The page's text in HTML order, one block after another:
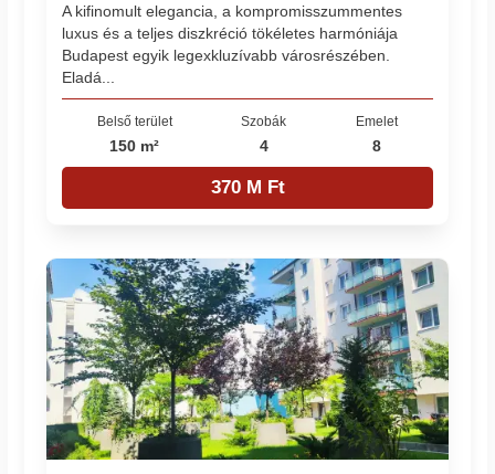
A kifinomult elegancia, a kompromisszummentes
luxus és a teljes diszkréció tökéletes harmóniája
Budapest egyik legexkluzívabb városrészében.
Eladá...
Belső terület
150 m²
Szobák
4
Emelet
8
370 M Ft